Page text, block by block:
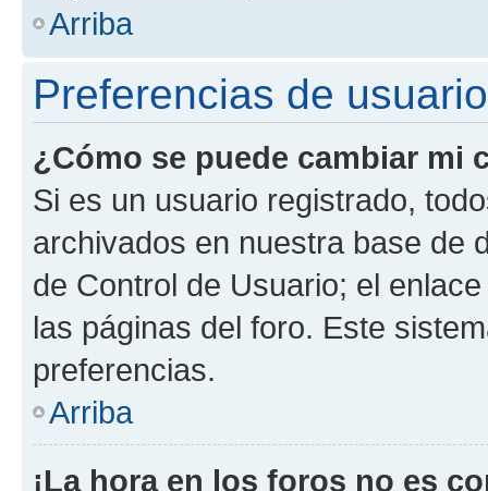
Arriba
Preferencias de
¿Cómo se puede cambiar mi
Si es un usuario registrado,
archivados en nuestra base de
de Control de Usuario; el
las páginas del foro. Este
preferencias.
Arriba
¡La hora en los foros no es